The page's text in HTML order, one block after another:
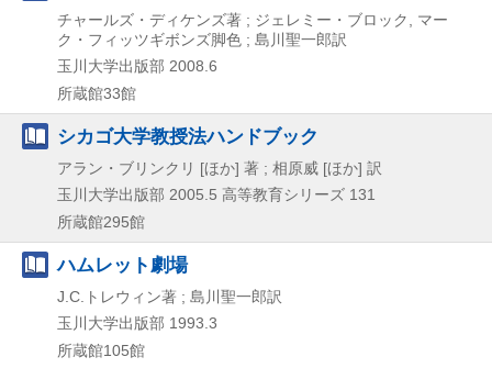
チャールズ・ディケンズ著 ; ジェレミー・ブロック, マー
ク・フィッツギボンズ脚色 ; 島川聖一郎訳
玉川大学出版部 2008.6
所蔵館33館
シカゴ大学教授法ハンドブック
アラン・ブリンクリ [ほか] 著 ; 相原威 [ほか] 訳
玉川大学出版部 2005.5 高等教育シリーズ 131
所蔵館295館
ハムレット劇場
J.C.トレウィン著 ; 島川聖一郎訳
玉川大学出版部 1993.3
所蔵館105館